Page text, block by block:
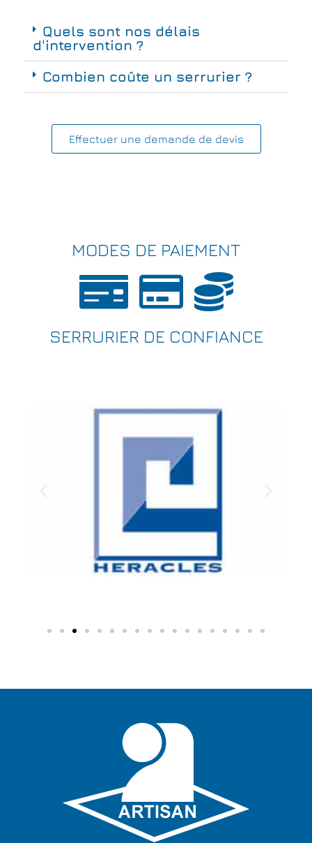
Quels sont nos délais
d'intervention ?
Combien coûte un serrurier ?
Effectuer une demande de devis
MODES DE PAIEMENT
SERRURIER DE CONFIANCE